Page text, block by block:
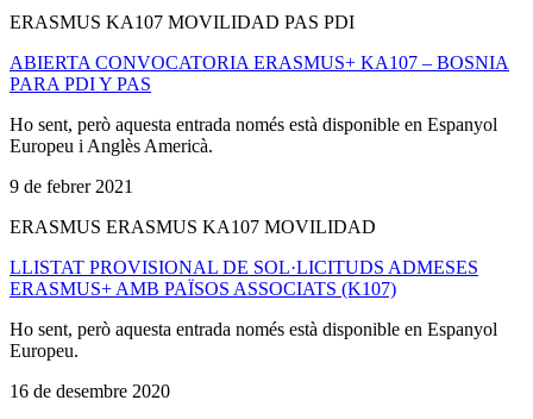
ERASMUS KA107 MOVILIDAD PAS PDI
ABIERTA CONVOCATORIA ERASMUS+ KA107 – BOSNIA
PARA PDI Y PAS
Ho sent, però aquesta entrada només està disponible en Espanyol
Europeu i Anglès Americà.
9 de febrer 2021
ERASMUS ERASMUS KA107 MOVILIDAD
LLISTAT PROVISIONAL DE SOL·LICITUDS ADMESES
ERASMUS+ AMB PAÏSOS ASSOCIATS (K107)
Ho sent, però aquesta entrada només està disponible en Espanyol
Europeu.
16 de desembre 2020